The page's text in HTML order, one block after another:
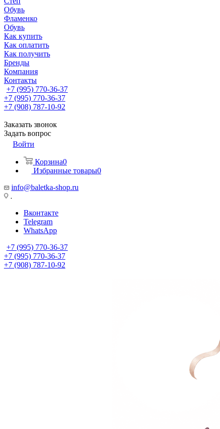
Обувь
Фламенко
Обувь
Как купить
Как оплатить
Как получить
Бренды
Компания
Контакты
+7 (995) 770-36-37
+7 (995) 770-36-37
+7 (908) 787-10-92
Заказать звонок
Задать вопрос
Войти
Корзина0
Избранные товары0
info@baletka-shop.ru
.
Вконтакте
Telegram
WhatsApp
+7 (995) 770-36-37
+7 (995) 770-36-37
+7 (908) 787-10-92